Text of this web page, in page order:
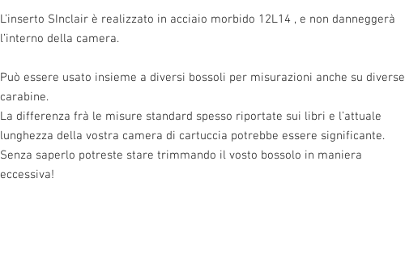
L’inserto SInclair è realizzato in acciaio morbido 12L14 , e non danneggerà
l’interno della camera.
Può essere usato insieme a diversi bossoli per misurazioni anche su diverse
carabine.
La differenza frà le misure standard spesso riportate sui libri e l’attuale
lunghezza della vostra camera di cartuccia potrebbe essere significante.
Senza saperlo potreste stare trimmando il vosto bossolo in maniera
eccessiva!